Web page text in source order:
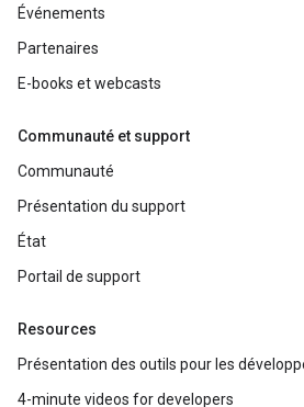
Événements
Partenaires
E-books et webcasts
Communauté et support
Communauté
Présentation du support
État
Portail de support
Resources
Présentation des outils pour les
4-minute videos for developers